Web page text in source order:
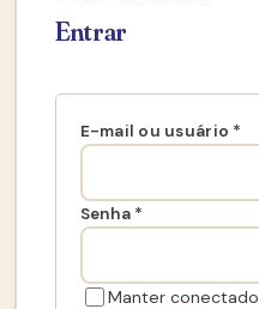
Entrar
E-mail ou usuário *
Senha *
Manter conectado